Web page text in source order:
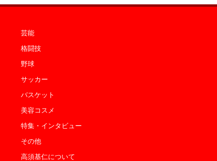
芸能
格闘技
野球
サッカー
バスケット
美容コスメ
特集・インタビュー
その他
高須基仁について